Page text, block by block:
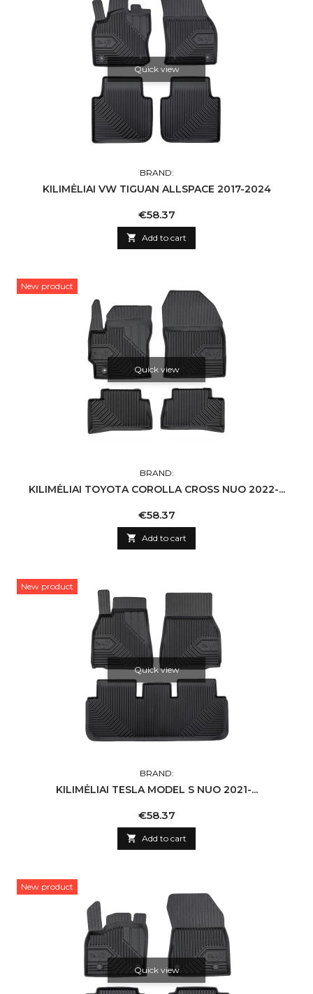
Quick view
BRAND:
KILIMĖLIAI VW TIGUAN ALLSPACE 2017-2024
Price
€58.37
 Add to cart
New product
Quick view
BRAND:
KILIMĖLIAI TOYOTA COROLLA CROSS NUO 2022-...
Price
€58.37
 Add to cart
New product
Quick view
BRAND:
KILIMĖLIAI TESLA MODEL S NUO 2021-...
Price
€58.37
 Add to cart
New product
Quick view